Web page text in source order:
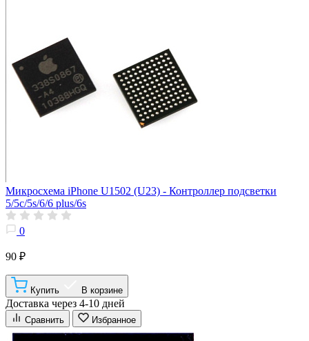
Микросхема iPhone U1502 (U23) - Контроллер подсветки
5/5c/5s/6/6 plus/6s
0
90 ₽
Купить В корзине
Доставка через 4-10 дней
Сравнить Избранное